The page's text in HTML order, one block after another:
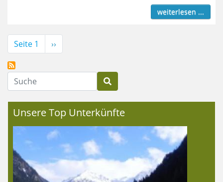
weiterlesen ...
Seitennummerierung
Seite 1
Nächste
Seite
››
Suche
Unsere Top Unterkünfte